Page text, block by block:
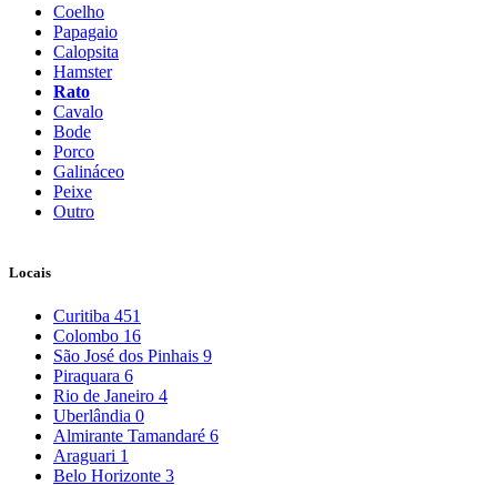
Coelho
Papagaio
Calopsita
Hamster
Rato
Cavalo
Bode
Porco
Galináceo
Peixe
Outro
Locais
Curitiba 451
Colombo 16
São José dos Pinhais 9
Piraquara 6
Rio de Janeiro 4
Uberlândia 0
Almirante Tamandaré 6
Araguari 1
Belo Horizonte 3